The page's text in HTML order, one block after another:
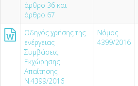
άρθρο 36 και
άρθρο 67
Οδηγός χρήσης της
ενέργειας
Συμβάσεις
Εκχώρησης
Απαίτησης
Ν.4399/2016
Νόμος
4399/2016